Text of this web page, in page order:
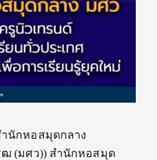
นักหอสมุดกลาง
​(มศว)) สำนักหอสมุด